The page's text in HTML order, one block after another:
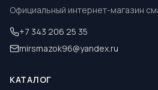
Официальный интернет-магазин
+7 343 206 25 35
mirsmazok96@yandex.ru
КАТАЛОГ